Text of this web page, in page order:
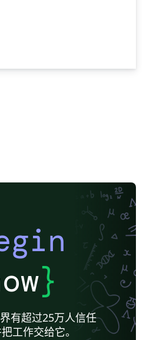
}
有超过25万人信任
工作交给它。